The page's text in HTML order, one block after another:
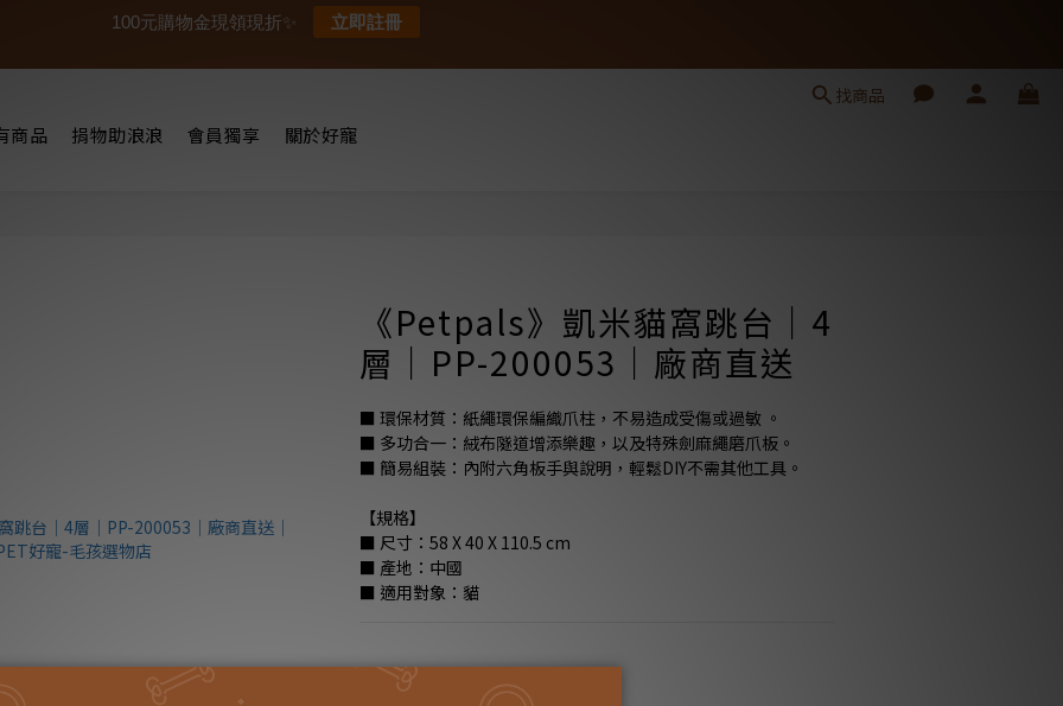
找商品
商品 捐物助浪浪 會員獨享 關於好寵
《Petpals》凱米貓窩跳台｜4
層｜PP-200053｜廠商直送
■ 環保材質：紙繩環保編織爪柱，不易造成受傷或過敏 。
■ 多功合一：絨布隧道增添樂趣，以及特殊劍麻繩磨爪板。
■ 簡易組裝：內附六角板手與說明，輕鬆DIY不需其他工具。
【規格】
■ 尺寸：58 X 40 X 110.5 cm
■ 產地：中國
■ 適用對象：貓
全店，常溫商品滿1,500元免運
100元購物金現領現折✨ 立即註冊